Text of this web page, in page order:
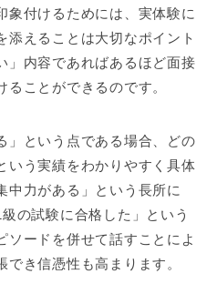
象付けるためには、実体験に
添えることは大切なポイント
」内容であればあるほど面接
ことができるのです。
」という点である場合、どの
いう実績をわかりやすく具体
中力がある」という長所に
の試験に合格した」という
ソードを併せて話すことによ
き信憑性も高まります。